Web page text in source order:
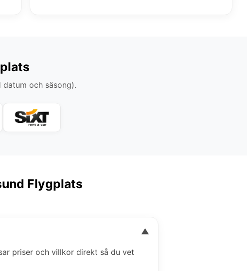
och säsong).
Flygplats
▼
priser och villkor direkt så du vet